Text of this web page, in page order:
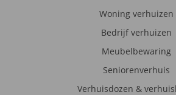
Woning verhuizen
Bedrijf verhuizen
Meubelbewaring
Seniorenverhuis
Verhuisdozen &